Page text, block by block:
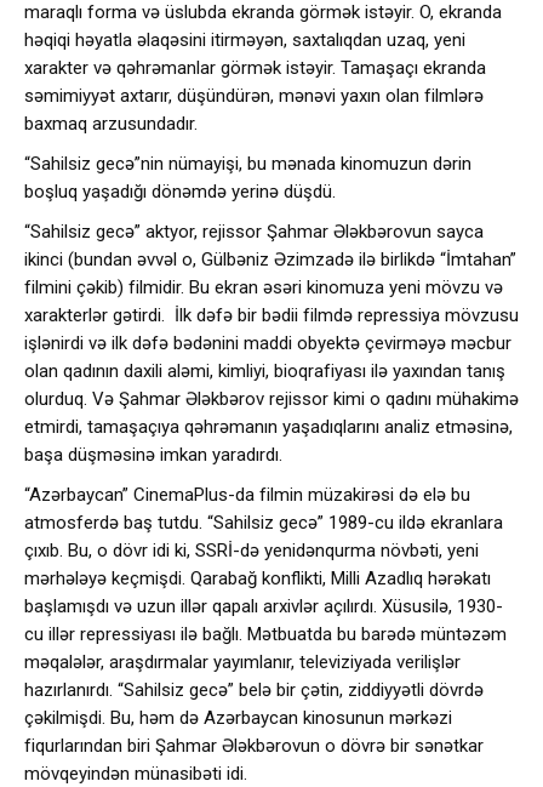
maraqlı forma və üslubda ekranda görmək istəyir. O, ekranda
həqiqi həyatla əlaqəsini itirməyən, saxtalıqdan uzaq, yeni
xarakter və qəhrəmanlar görmək istəyir. Tamaşaçı ekranda
səmimiyyət axtarır, düşündürən, mənəvi yaxın olan filmlərə
baxmaq arzusundadır.
“Sahilsiz gecə”nin nümayişi, bu mənada kinomuzun dərin
boşluq yaşadığı dönəmdə yerinə düşdü.
“Sahilsiz gecə” aktyor, rejissor Şahmar Ələkbərovun sayca
ikinci (bundan əvvəl o, Gülbəniz Əzimzadə ilə birlikdə “İmtahan”
filmini çəkib) filmidir. Bu ekran əsəri kinomuza yeni mövzu və
xarakterlər gətirdi. İlk dəfə bir bədii filmdə repressiya mövzusu
işlənirdi və ilk dəfə bədənini maddi obyektə çevirməyə məcbur
olan qadının daxili aləmi, kimliyi, bioqrafiyası ilə yaxından tanış
olurduq. Və Şahmar Ələkbərov rejissor kimi o qadını mühakimə
etmirdi, tamaşaçıya qəhrəmanın yaşadıqlarını analiz etməsinə,
başa düşməsinə imkan yaradırdı.
“Azərbaycan” CinemaPlus-da filmin müzakirəsi də elə bu
atmosferdə baş tutdu. “Sahilsiz gecə” 1989-cu ildə ekranlara
çıxıb. Bu, o dövr idi ki, SSRİ-də yenidənqurma növbəti, yeni
mərhələyə keçmişdi. Qarabağ konflikti, Milli Azadlıq hərəkatı
başlamışdı və uzun illər qapalı arxivlər açılırdı. Xüsusilə, 1930-
cu illər repressiyası ilə bağlı. Mətbuatda bu barədə müntəzəm
məqalələr, araşdırmalar yayımlanır, televiziyada verilişlər
hazırlanırdı. “Sahilsiz gecə” belə bir çətin, ziddiyyətli dövrdə
çəkilmişdi. Bu, həm də Azərbaycan kinosunun mərkəzi
fiqurlarından biri Şahmar Ələkbərovun o dövrə bir sənətkar
mövqeyindən münasibəti idi.